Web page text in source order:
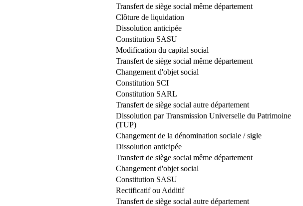
Transfert de siège social même département
Clôture de liquidation
Dissolution anticipée
Constitution SASU
Modification du capital social
Transfert de siège social même département
Changement d'objet social
Constitution SCI
Constitution SARL
Transfert de siège social autre département
Dissolution par Transmission Universelle du Patrimoine
(TUP)
Changement de la dénomination sociale / sigle
Dissolution anticipée
Transfert de siège social même département
Changement d'objet social
Constitution SASU
Rectificatif ou Additif
Transfert de siège social autre département